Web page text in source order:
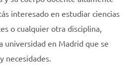
interesado en estudiar ciencias
o cualquier otra disciplina,
universidad en Madrid que se
necesidades.